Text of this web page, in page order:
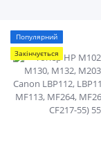
Популярний
Закінчується